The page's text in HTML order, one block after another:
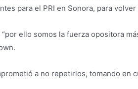
para el PRI en Sonora, para
ello somos la fuerza opositora
a no repetirlos, tomando en